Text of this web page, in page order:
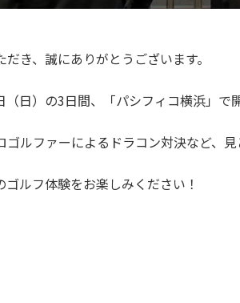
き、誠にありがとうございます。
日）の3日間、「パシフィコ横浜」で
ルファーによるドラコン対決など、
ルフ体験をお楽しみください！